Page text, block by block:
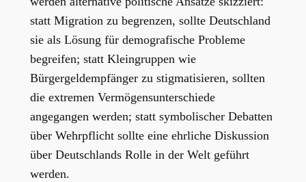
statt Migration zu begrenzen, sollte Deutschland
sie als Lösung für demografische Probleme
begreifen; statt Kleingruppen wie
Bürgergeldempfänger zu stigmatisieren, sollten
die extremen Vermögensunterschiede
angegangen werden; statt symbolischer Debatten
über Wehrpflicht sollte eine ehrliche Diskussion
über Deutschlands Rolle in der Welt geführt
werden.